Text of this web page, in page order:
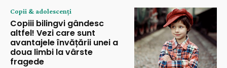
Copii & adolescenți
Copiii bilingvi gândesc
altfel! Vezi care sunt
avantajele învățării unei a
doua limbi la vârste
fragede